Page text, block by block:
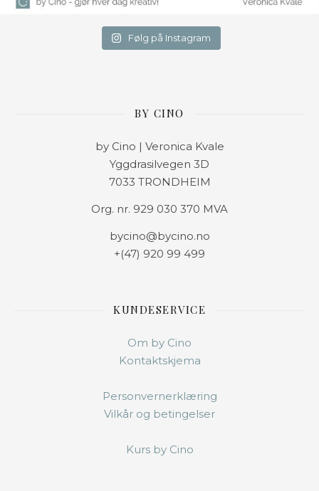
Følg på Instagram
BY CINO
by Cino | Veronica Kvale
Yggdrasilvegen 3D
7033 TRONDHEIM
Org. nr. 929 030 370 MVA
bycino@bycino.no
+(47) 920 99 499
KUNDESERVICE
Om by Cino
Kontaktskjema
Personvernerklæring
Vilkår og betingelser
Kurs by Cino